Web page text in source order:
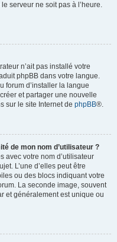
serveur ne soit pas à l’heure.
n’ait pas installé votre
phpBB dans votre langue.
forum d’installer la langue
et partager une nouvelle
sur le site Internet de phpBB®.
de mon nom d’utilisateur ?
avec votre nom d’utilisateur
L’une d’elles peut être
ou des blocs indiquant votre
La seconde image, souvent
et généralement est unique ou